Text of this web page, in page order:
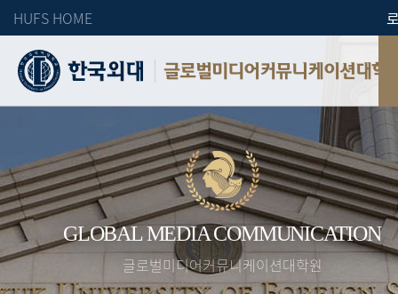
HUFS HOME
글로벌미디어커뮤니케이션대학
GLOBAL MEDIA COMMUNICATION
글로벌미디어커뮤니케이션대학원